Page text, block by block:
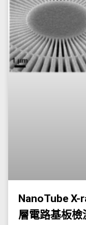
NanoTube X-
層電路基板